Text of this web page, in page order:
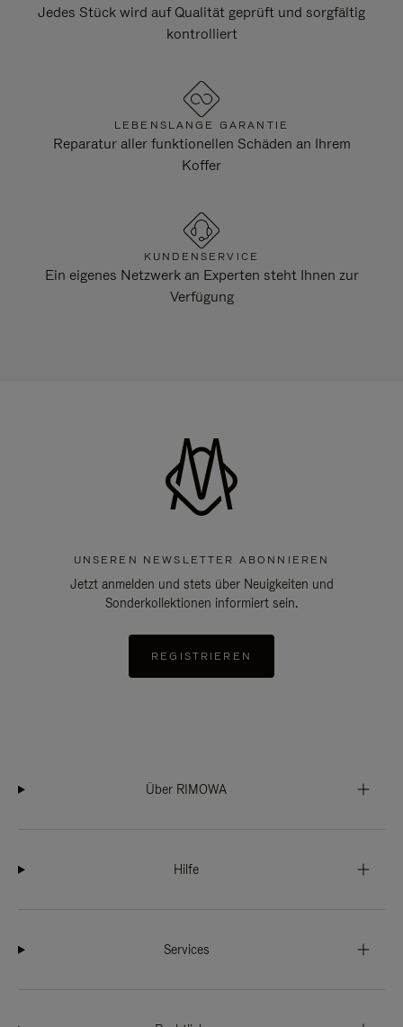
Jedes Stück wird auf Qualität geprüft und sorgfältig
kontrolliert
LEBENSLANGE GARANTIE
Reparatur aller funktionellen Schäden an Ihrem
Koffer
KUNDENSERVICE
Ein eigenes Netzwerk an Experten steht Ihnen zur
Verfügung
UNSEREN NEWSLETTER ABONNIEREN
Jetzt anmelden und stets über Neuigkeiten und
Sonderkollektionen informiert sein.
REGISTRIEREN
Über RIMOWA
Hilfe
Services